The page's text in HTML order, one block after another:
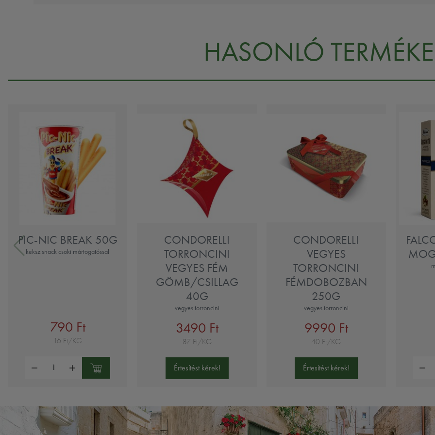
HASONLÓ
PIC-NIC BREAK 50G
keksz snack csoki mártogatóssal
790 Ft
16 Ft/KG
CONDORELLI
TORRONCINI
VEGYES FÉM
GÖMB/CSILLAG
40G
vegyes torroncini
3490 Ft
87 Ft/KG
Értesítést kérek!
CONDORELLI
VEGYES
TORRONCINI
FÉMDOBOZBAN
250G
vegyes torroncini
9990 Ft
40 Ft/KG
Értesítést kérek!